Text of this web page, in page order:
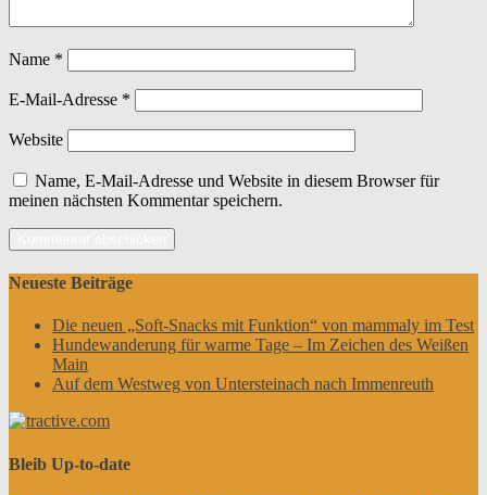
Name *
E-Mail-Adresse *
Website
Name, E-Mail-Adresse und Website in diesem Browser für
meinen nächsten Kommentar speichern.
Neueste Beiträge
Die neuen „Soft-Snacks mit Funktion“ von mammaly im Test
Hundewanderung für warme Tage – Im Zeichen des Weißen
Main
Auf dem Westweg von Untersteinach nach Immenreuth
Bleib Up-to-date